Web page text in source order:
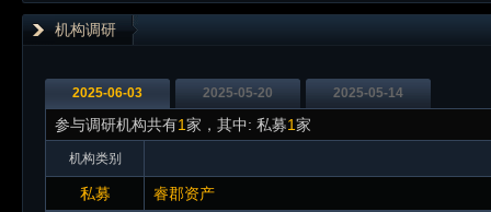
机构调研
2025-06-03 2025-05-20 2025-05-14
参与调研机构共有1家，其中: 私募1家
机构类别
私募 睿郡资产